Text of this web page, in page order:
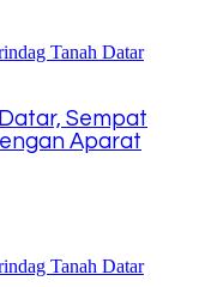
Sempat
Aparat